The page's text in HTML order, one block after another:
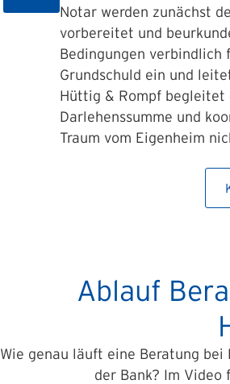
Notar werden zunächst
vorbereitet und
Bedingungen
Grundschuld ein und
Hüttig & Rompf begleitet
Darlehenssumme und
Traum vom Eigenheim
Ablauf
Wie genau läuft eine Beratung
der Bank? Im